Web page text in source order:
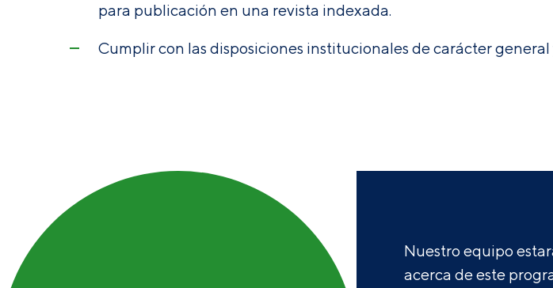
para publicación en una revista indexada.
Cumplir con las disposiciones institucionales de carácter
Nuestro equipo
acerca de este